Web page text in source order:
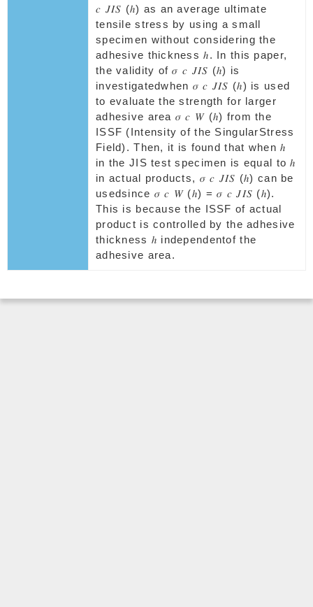
𝑐 𝐽𝐼𝑆 (ℎ) as an average ultimate
tensile stress by using a small
specimen without considering the
adhesive thickness ℎ. In this paper,
the validity of 𝜎 𝑐 𝐽𝐼𝑆 (ℎ) is
investigatedwhen 𝜎 𝑐 𝐽𝐼𝑆 (ℎ) is used
to evaluate the strength for larger
adhesive area 𝜎 𝑐 𝑊 (ℎ) from the
ISSF (Intensity of the SingularStress
Field). Then, it is found that when ℎ
in the JIS test specimen is equal to ℎ
in actual products, 𝜎 𝑐 𝐽𝐼𝑆 (ℎ) can be
usedsince 𝜎 𝑐 𝑊 (ℎ) = 𝜎 𝑐 𝐽𝐼𝑆 (ℎ).
This is because the ISSF of actual
product is controlled by the adhesive
thickness ℎ independentof the
adhesive area.